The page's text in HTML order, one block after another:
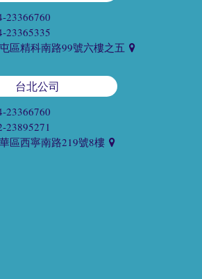
23366760
23365335
區精科南路99號六樓之五
台北公司
23366760
23895271
區西寧南路219號8樓